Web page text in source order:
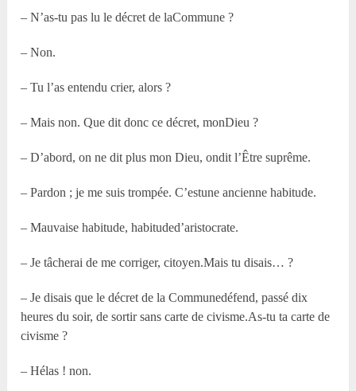
– N’as-tu pas lu le décret de laCommune ?
– Non.
– Tu l’as entendu crier, alors ?
– Mais non. Que dit donc ce décret, monDieu ?
– D’abord, on ne dit plus mon Dieu, ondit l’Être suprême.
– Pardon ; je me suis trompée. C’estune ancienne habitude.
– Mauvaise habitude, habituded’aristocrate.
– Je tâcherai de me corriger, citoyen.Mais tu disais… ?
– Je disais que le décret de la Communedéfend, passé dix
heures du soir, de sortir sans carte de civisme.As-tu ta carte de
civisme ?
– Hélas ! non.